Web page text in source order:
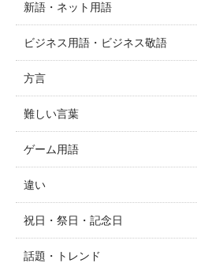
新語・ネット用語
ビジネス用語・ビジネス敬語
方言
難しい言葉
ゲーム用語
違い
祝日・祭日・記念日
話題・トレンド